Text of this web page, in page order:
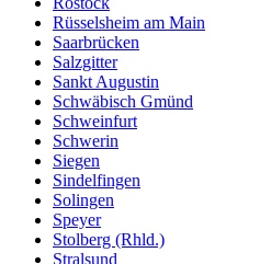
Rüsselsheim am Main
Saarbrücken
Salzgitter
Sankt Augustin
Schwäbisch Gmünd
Schweinfurt
Schwerin
Siegen
Sindelfingen
Solingen
Speyer
Stolberg (Rhld.)
Stralsund